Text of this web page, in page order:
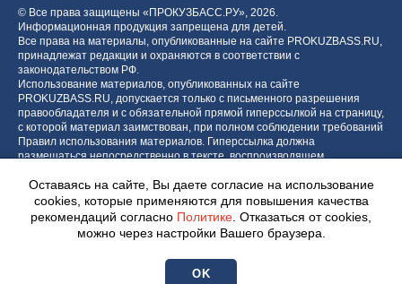
© Все права защищены «ПРОКУЗБАСС.РУ», 2026.
Информационная продукция запрещена для детей.
Все права на материалы, опубликованные на сайте PROKUZBASS.RU,
принадлежат редакции и охраняются в соответствии с
законодательством РФ.
Использование материалов, опубликованных на сайте
PROKUZBASS.RU, допускается только с письменного разрешения
правообладателя и с обязательной прямой гиперссылкой на страницу,
с которой материал заимствован, при полном соблюдении требований
Правил использования материалов. Гиперссылка должна
размещаться непосредственно в тексте, воспроизводящем
блока.
Центр интернет-проектов «МОЁ!»
Оставаясь на сайте, Вы даете согласие на использование
cookies, которые применяются для повышения качества
рекомендаций согласно Политике . Отказаться от cookies,
можно через настройки Вашего браузера.
OK